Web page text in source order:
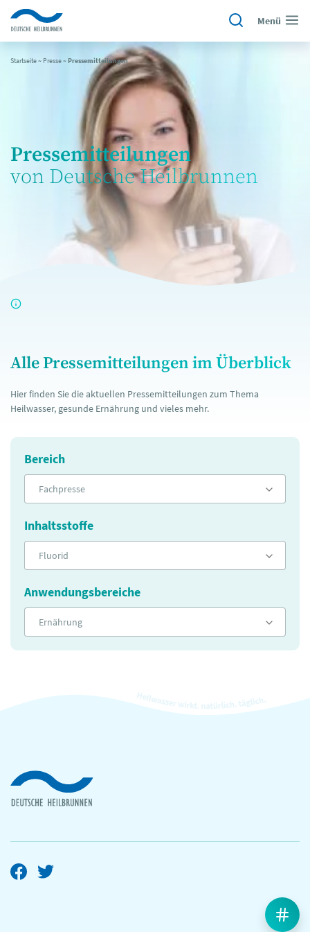
Menü
Startseite~ Presse~Pressemitteilungen
Pressemitteilungen
von Deutsche Heilbrunnen
Alle Pressemitteilungen im Überblick
Hier finden Sie die aktuellen Pressemitteilungen zum Thema
Heilwasser, gesunde Ernährung und vieles mehr.
Bereich
Fachpresse
Inhaltsstoffe
Fluorid
Anwendungsbereiche
Ernährung